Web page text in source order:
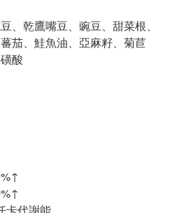
乾鷹嘴豆、豌豆、甜菜根、
茄、鮭魚油、亞麻籽、菊苣
酸
卡代謝能